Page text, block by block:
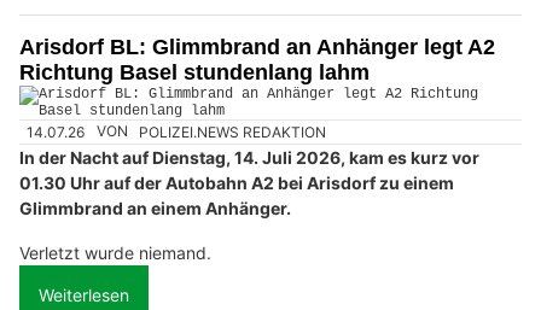
Arisdorf BL: Glimmbrand an Anhänger legt A2
Richtung Basel stundenlang lahm
14.07.26 VON POLIZEI.NEWS REDAKTION
In der Nacht auf Dienstag, 14. Juli 2026, kam es kurz vor
01.30 Uhr auf der Autobahn A2 bei Arisdorf zu einem
Glimmbrand an einem Anhänger.
Verletzt wurde niemand.
Weiterlesen